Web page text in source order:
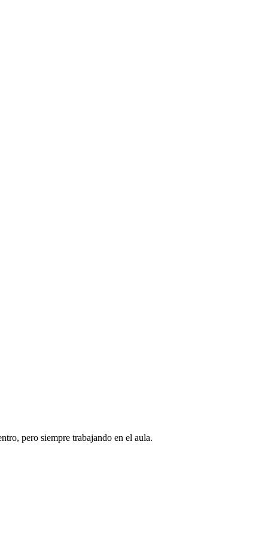
pero siempre trabajando en el aula.